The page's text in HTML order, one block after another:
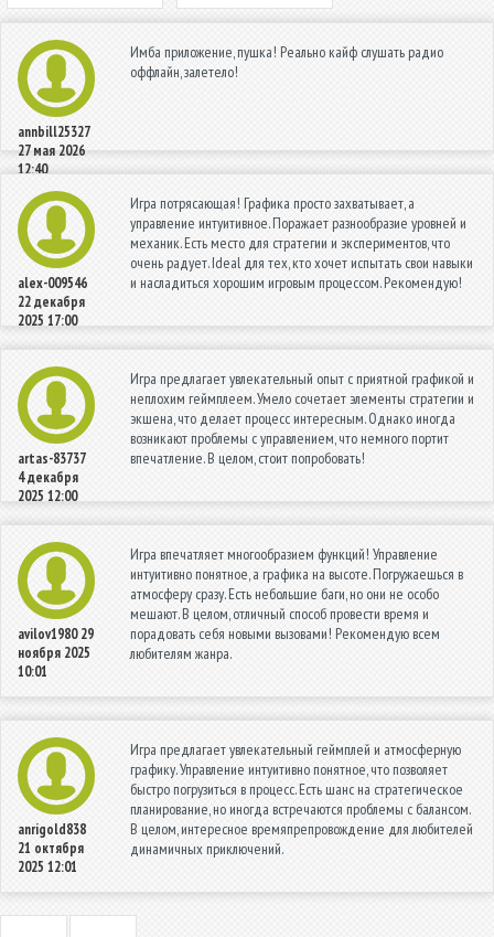
annbill25327
27 мая 2026
12:40
Имба приложение, пушка! Реально кайф слушать радио
оффлайн, залетело!
alex-009546
22 декабря
2025 17:00
Игра потрясающая! Графика просто захватывает, а
управление интуитивное. Поражает разнообразие уровней и
механик. Есть место для стратегии и экспериментов, что
очень радует. Ideal для тех, кто хочет испытать свои навыки
и насладиться хорошим игровым процессом. Рекомендую!
artas-83737
4 декабря
2025 12:00
Игра предлагает увлекательный опыт с приятной графикой и
неплохим геймплеем. Умело сочетает элементы стратегии и
экшена, что делает процесс интересным. Однако иногда
возникают проблемы с управлением, что немного портит
впечатление. В целом, стоит попробовать!
avilov1980 29
ноября 2025
10:01
Игра впечатляет многообразием функций! Управление
интуитивно понятное, а графика на высоте. Погружаешься в
атмосферу сразу. Есть небольшие баги, но они не особо
мешают. В целом, отличный способ провести время и
порадовать себя новыми вызовами! Рекомендую всем
любителям жанра.
anrigold838
21 октября
2025 12:01
Игра предлагает увлекательный геймплей и атмосферную
графику. Управление интуитивно понятное, что позволяет
быстро погрузиться в процесс. Есть шанс на стратегическое
планирование, но иногда встречаются проблемы с балансом.
В целом, интересное времяпрепровождение для любителей
динамичных приключений.